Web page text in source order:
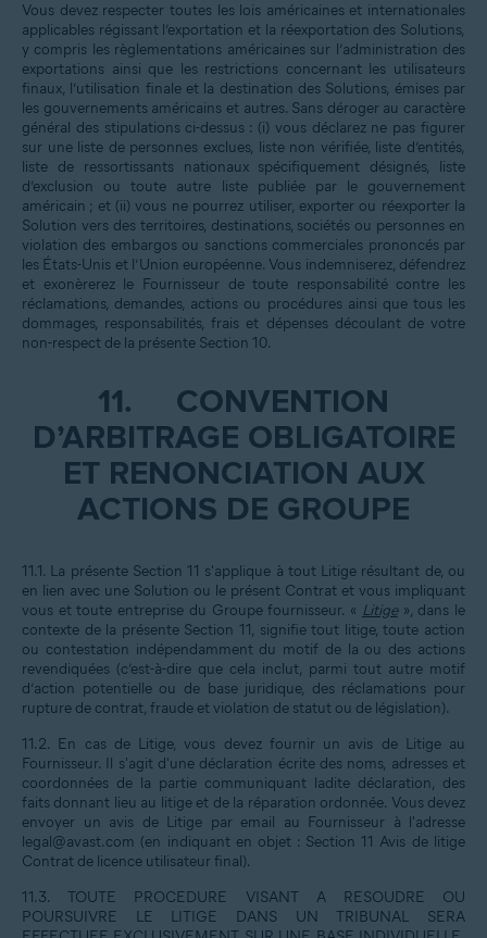
Vous devez respecter toutes les lois américaines et internationales
applicables régissant l’exportation et la réexportation des Solutions,
y compris les règlementations américaines sur l’administration des
exportations ainsi que les restrictions concernant les utilisateurs
finaux, l’utilisation finale et la destination des Solutions, émises par
les gouvernements américains et autres. Sans déroger au caractère
général des stipulations ci-dessus : (i) vous déclarez ne pas figurer
sur une liste de personnes exclues, liste non vérifiée, liste d’entités,
liste de ressortissants nationaux spécifiquement désignés, liste
d’exclusion ou toute autre liste publiée par le gouvernement
américain ; et (ii) vous ne pourrez utiliser, exporter ou réexporter la
Solution vers des territoires, destinations, sociétés ou personnes en
violation des embargos ou sanctions commerciales prononcés par
les États-Unis et l’Union européenne. Vous indemniserez, défendrez
et exonèrerez le Fournisseur de toute responsabilité contre les
réclamations, demandes, actions ou procédures ainsi que tous les
dommages, responsabilités, frais et dépenses découlant de votre
non-respect de la présente Section 10.
11.
CONVENTION
D’ARBITRAGE OBLIGATOIRE
ET RENONCIATION AUX
ACTIONS DE GROUPE
11.1. La présente Section 11 s'applique à tout Litige résultant de, ou
en lien avec une Solution ou le présent Contrat et vous impliquant
vous et toute entreprise du Groupe fournisseur. « Litige», dans le
contexte de la présente Section 11, signifie tout litige, toute action
ou contestation indépendamment du motif de la ou des actions
revendiquées (c’est-à-dire que cela inclut, parmi tout autre motif
d’action potentielle ou de base juridique, des réclamations pour
rupture de contrat, fraude et violation de statut ou de législation).
11.2. En cas de Litige, vous devez fournir un avis de Litige au
Fournisseur. Il s'agit d'une déclaration écrite des noms, adresses et
coordonnées de la partie communiquant ladite déclaration, des
faits donnant lieu au litige et de la réparation ordonnée. Vous devez
envoyer un avis de Litige par email au Fournisseur à l'adresse
legal@avast.com (en indiquant en objet : Section 11 Avis de litige
Contrat de licence utilisateur final).
11.3. TOUTE PROCEDURE VISANT A RESOUDRE OU
POURSUIVRE LE LITIGE DANS UN TRIBUNAL SERA